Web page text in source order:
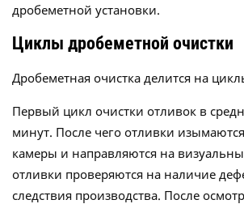
дробеметной установки.
Циклы дробеметной очистки
Дробеметная очистка делится на
Первый цикл очистки отливок в
минут. После чего отливки
камеры и направляются на
отливки проверяются на наличие
следствия производства. После